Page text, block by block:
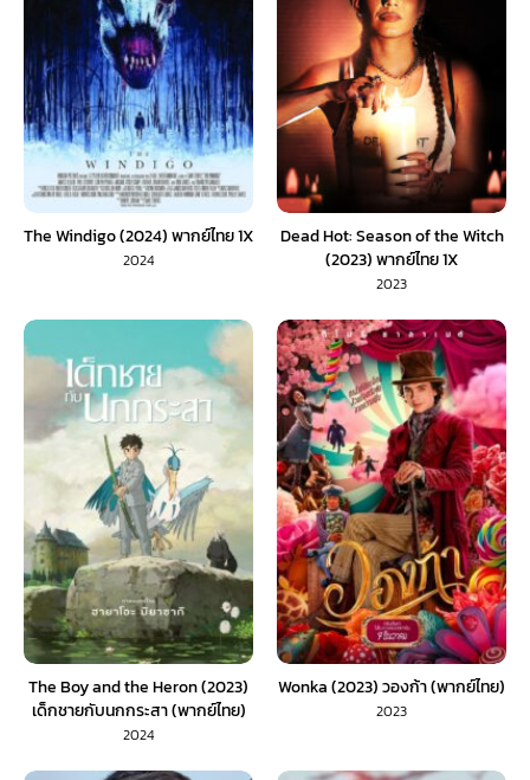
The Windigo (2024) พากย์ไทย 1X
2024
Dead Hot: Season of the Witch
(2023) พากย์ไทย 1X
2023
The Boy and the Heron (2023)
เด็กชายกับนกกระสา (พากย์ไทย)
2024
Wonka (2023) วองก้า (พากย์ไทย)
2023